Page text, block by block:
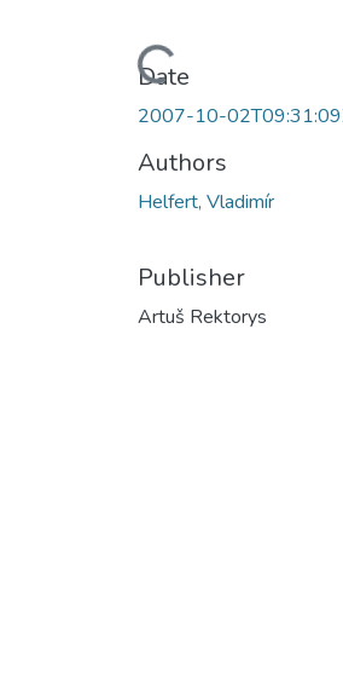
Loading...
Date
2007-10-
Authors
Helfert, Vladimír
Publisher
Artuš Rektorys